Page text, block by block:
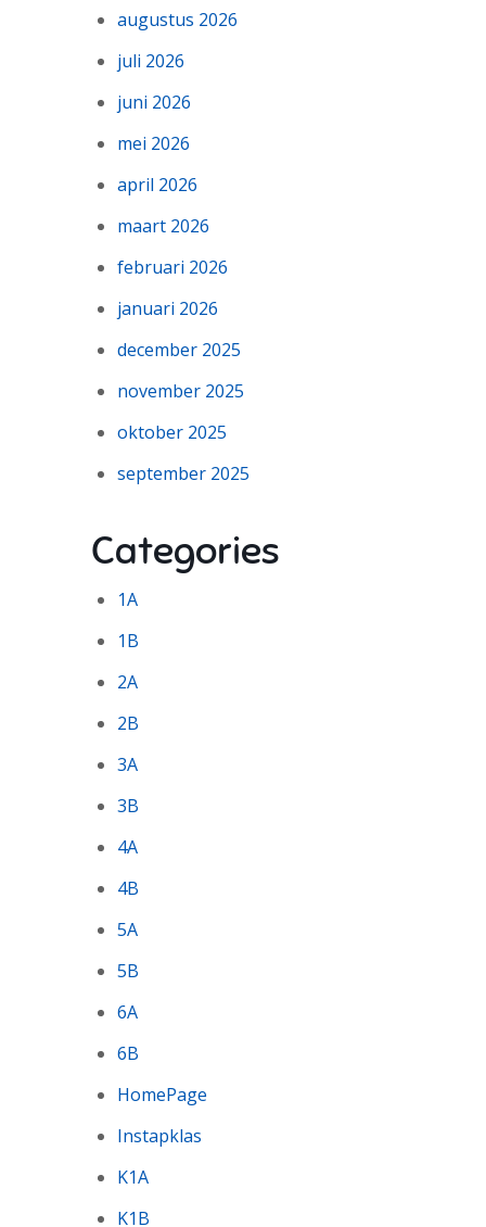
augustus 2026
juli 2026
juni 2026
mei 2026
april 2026
maart 2026
februari 2026
januari 2026
december 2025
november 2025
oktober 2025
september 2025
Categories
1A
1B
2A
2B
3A
3B
4A
4B
5A
5B
6A
6B
HomePage
Instapklas
K1A
K1B